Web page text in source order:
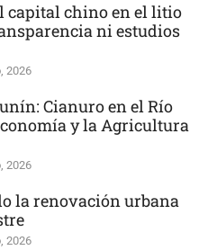
capital chino en el litio
ni estudios
2026
Cianuro en el Río
y la Agricultura
2026
la renovación urbana
2026